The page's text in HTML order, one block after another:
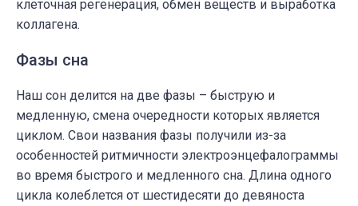
клеточная регенерация, обмен веществ и выработка
коллагена.
Фазы сна
Наш сон делится на две фазы – быструю и
медленную, смена очередности которых является
циклом. Свои названия фазы получили из-за
особенностей ритмичности электроэнцефалограммы
во время быстрого и медленного сна. Длина одного
цикла колеблется от шестидесяти до девяноста